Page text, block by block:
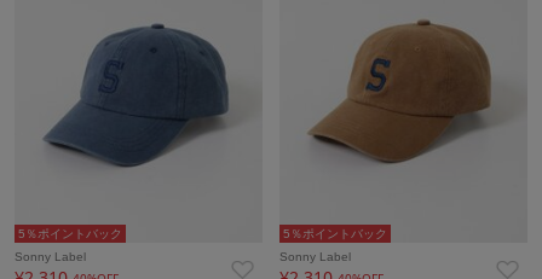
5％ポイントバック
Sonny Label
5％ポイントバック
Sonny Label